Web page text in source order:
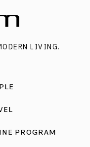
LIVING.
PROGRAM